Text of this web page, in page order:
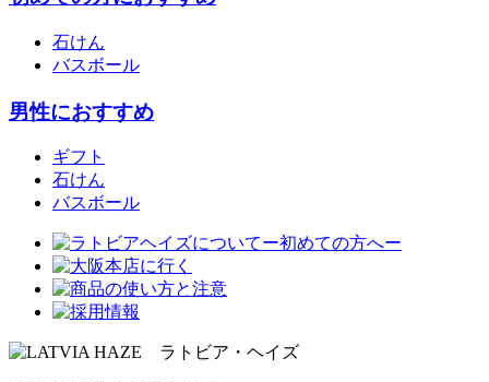
石けん
バスボール
男性におすすめ
ギフト
石けん
バスボール